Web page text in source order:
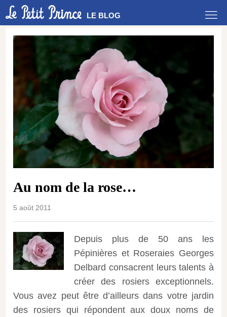
LE BLOG
Au nom de la rose…
5 août 2011
Depuis plus de 50 ans les
Pépinières et Roseraies Georges
Delbard consacrent leurs talents à
créer des rosiers exceptionnels.
Vous avez peut être d’ailleurs dans votre jardin
des rosiers qui répondent aux doux noms de